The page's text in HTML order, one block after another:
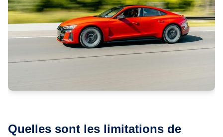
Quelles sont les limitations de